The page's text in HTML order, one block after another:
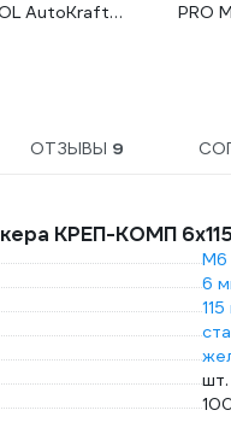
AutoKraft
05
PRO
ОТЗЫВЫ 9
КРЕП-КОМП
М6
6
шт.